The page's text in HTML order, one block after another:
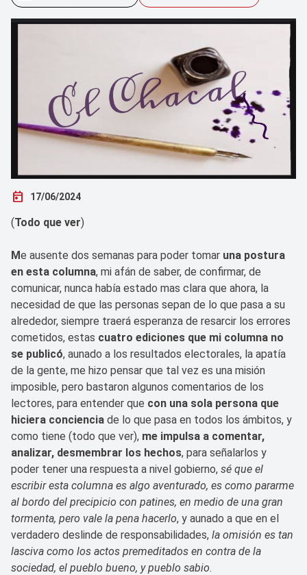
today 17/06/2024
(Todo que ver)
Me ausente dos semanas para poder tomar una postura
en esta columna, mi afán de saber, de confirmar, de
comunicar, nunca había estado mas clara que ahora, la
necesidad de que las personas sepan de lo que pasa a su
alrededor, siempre traerá esperanza de resarcir los errores
cometidos, estas cuatro ediciones que mi columna no
se publicó, aunado a los resultados electorales, la apatía
de la gente, me hizo pensar que tal vez es una misión
imposible, pero bastaron algunos comentarios de los
lectores, para entender que con una sola persona que
hiciera conciencia de lo que pasa en todos los ámbitos, y
como tiene (todo que ver), me impulsa a comentar,
analizar, desmembrar los hechos, para señalarlos y
poder tener una respuesta a nivel gobierno, sé que el
escribir esta columna es algo aventurado, es como pararme
al bordo del precipicio con patines, en medio de una gran
tormenta, pero vale la pena hacerlo, y aunado a que en el
verdadero deslinde de responsabilidades, la omisión es tan
lasciva como los actos premeditados en contra de la
sociedad, el pueblo bueno, y pueblo sabio.